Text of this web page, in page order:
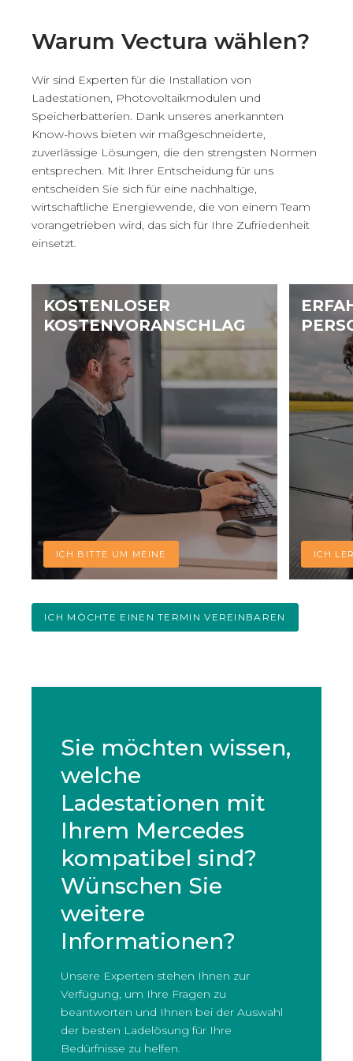
Warum Vectura wählen?
Wir sind Experten für die Installation von
Ladestationen, Photovoltaikmodulen und
Speicherbatterien. Dank unseres anerkannten
Know-hows bieten wir maßgeschneiderte,
zuverlässige Lösungen, die den strengsten Normen
entsprechen. Mit Ihrer Entscheidung für uns
entscheiden Sie sich für eine nachhaltige,
wirtschaftliche Energiewende, die von einem Team
vorangetrieben wird, das sich für Ihre Zufriedenheit
einsetzt.
KOSTENLOSER
KOSTENVORANSCHLAG
ICH BITTE UM MEINE ICH
ICH MÖCHTE EINEN TERMIN VEREINBAREN
Sie möchten wissen,
welche
Ladestationen mit
Ihrem Mercedes
kompatibel sind?
Wünschen Sie
weitere
Informationen?
Unsere Experten stehen Ihnen zur
Verfügung, um Ihre Fragen zu
beantworten und Ihnen bei der Auswahl
der besten Ladelösung für Ihre
Bedürfnisse zu helfen.